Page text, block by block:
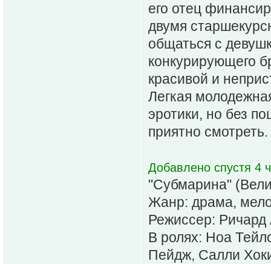
его отец
двумя
общаться с
конкурирующего
красивой и
Легкая
эротики, но без
приятно
Добавлено спустя 4
"Субмарина"
Жанр: драма,
Режиссер: Ричард
В ролях: Ноа
Пейдж, Салли